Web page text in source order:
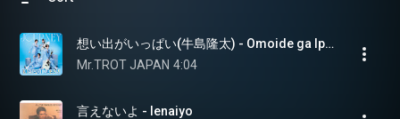
想い出がいっぱい(牛島隆太) - Omoide ga Ippai (Ryuta Ushijima)
Mr.TROT JAPAN 4:04
言えないよ - Ienaiyo